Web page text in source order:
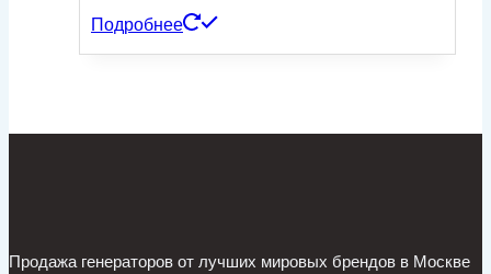
Подробнее
Продажа генераторов от лучших мировых брендов в Москве